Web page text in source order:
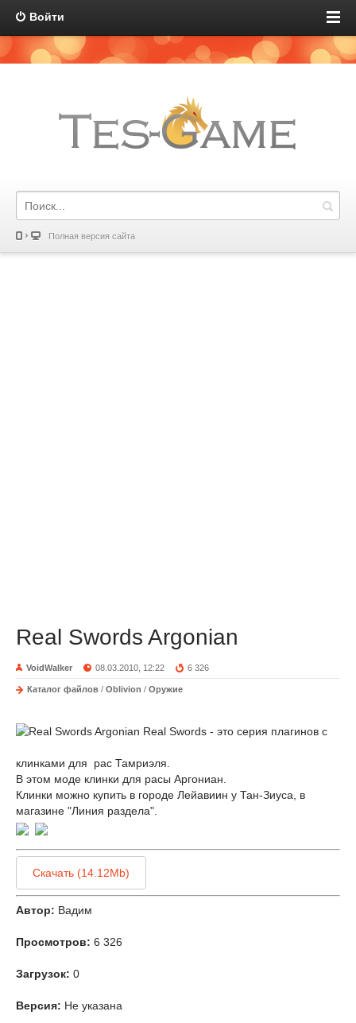
Войти
Полная версия сайта
Real Swords Argonian
VoidWalker 08.03.2010, 12:22 6 326
Каталог файлов / Oblivion / Оружие
Real Swords - это серия плагинов с
клинками для рас Тамриэля.
В этом моде клинки для расы Аргониан.
Клинки можно купить в городе Лейавиин у Тан-Зиуса, в
магазине "Линия раздела".
Скачать (14.12Mb)
Автор: Вадим
Просмотров: 6 326
Загрузок: 0
Версия: Не указана